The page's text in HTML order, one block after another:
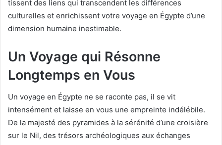
tissent des liens qui transcendent les différences
culturelles et enrichissent votre voyage en Égypte d’une
dimension humaine inestimable.
Un Voyage qui Résonne
Longtemps en Vous
Un voyage en Égypte ne se raconte pas, il se vit
intensément et laisse en vous une empreinte indélébile.
De la majesté des pyramides à la sérénité d’une croisière
sur le Nil, des trésors archéologiques aux échanges